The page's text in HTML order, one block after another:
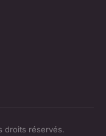
droits réservés.